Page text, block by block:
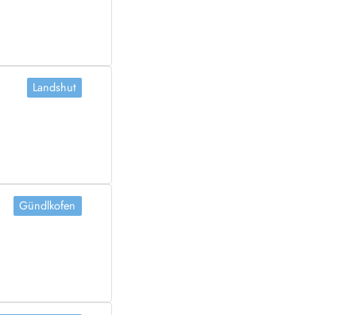
Landshut
Gündlkofen